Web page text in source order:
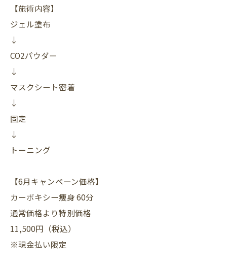
【施術内容】
ジェル塗布
↓
CO2パウダー
↓
マスクシート密着
↓
固定
↓
トーニング
【6月キャンペーン価格】
カーボキシー痩身 60分
通常価格より特別価格
11,500円（税込）
※現金払い限定